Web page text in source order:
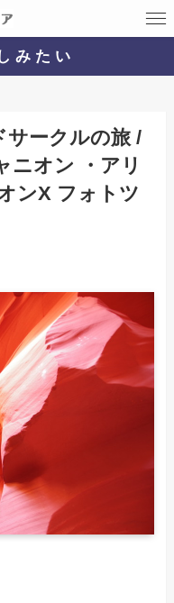
み た い
サークルの旅 /
ニオン ・アリ
ンX フォトツ